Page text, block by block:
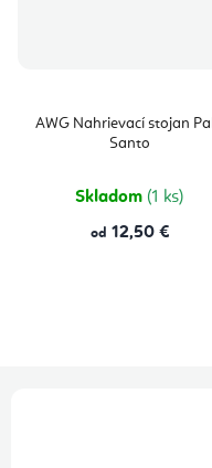
AWG Nahrievací stojan
Santo
Skladom (1 ks)
od 12,50 €